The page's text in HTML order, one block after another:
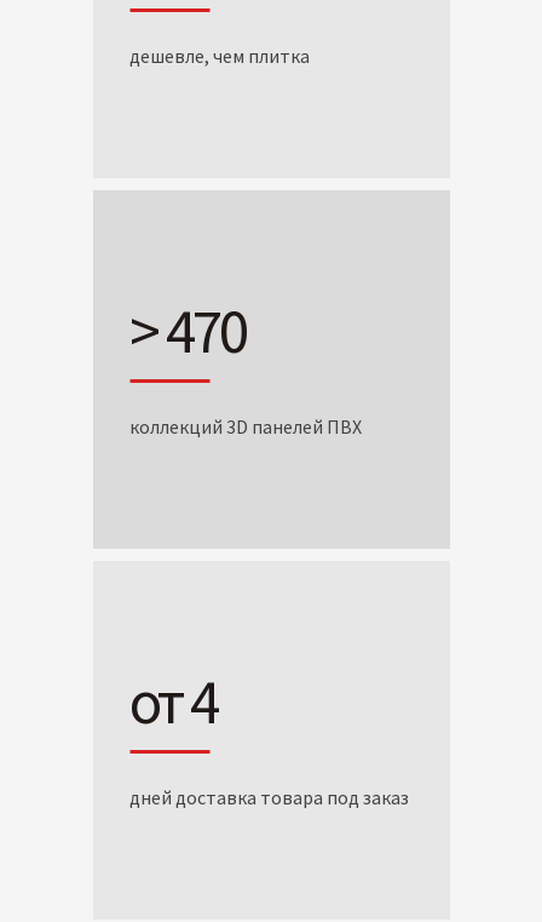
дешевле, чем плитка
> 470
коллекций 3D панелей ПВХ
от 4
дней доставка товара под заказ